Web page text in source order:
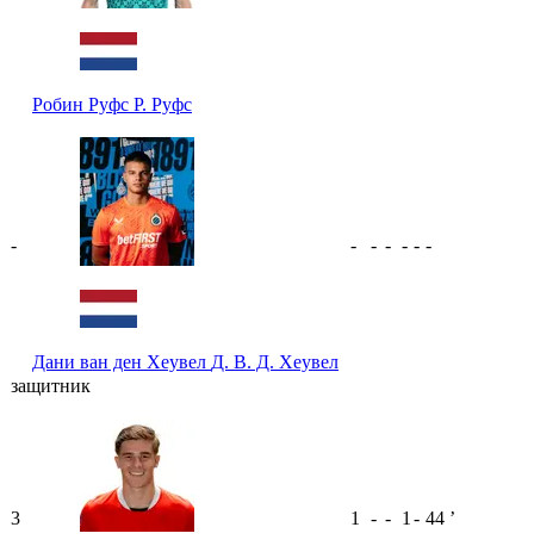
Робин Руфс Р. Руфс
-
Дани ван ден Хеувел Д. В. Д. Хеувел
- - - - - -
защитник
3 1 - - 1 - 44 ʼ